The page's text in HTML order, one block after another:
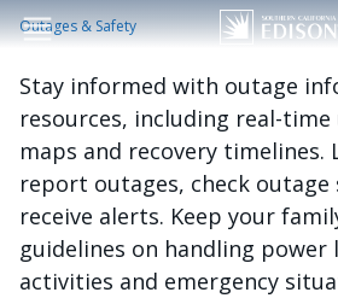
Skip to main content
Outages & Safety
Stay informed with outage
resources, including real-
maps and recovery timelines.
report outages, check outage
receive alerts. Keep your
guidelines on handling
activities and emergency